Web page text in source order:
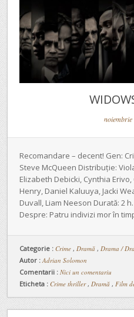
Recomandare – decent! Gen:
Steve McQueen Distribuție:
Elizabeth Debicki, Cynthia
Henry, Daniel Kaluuya, Jacki
Duvall, Liam Neeson Durată: 2
Despre: Patru indivizi mor în
Categorie : Crime , Dramă , Drama /
Autor : Adrian Solomon
Comentarii : Nici un comentariu
Eticheta : Crime thriller, Dramă , Film